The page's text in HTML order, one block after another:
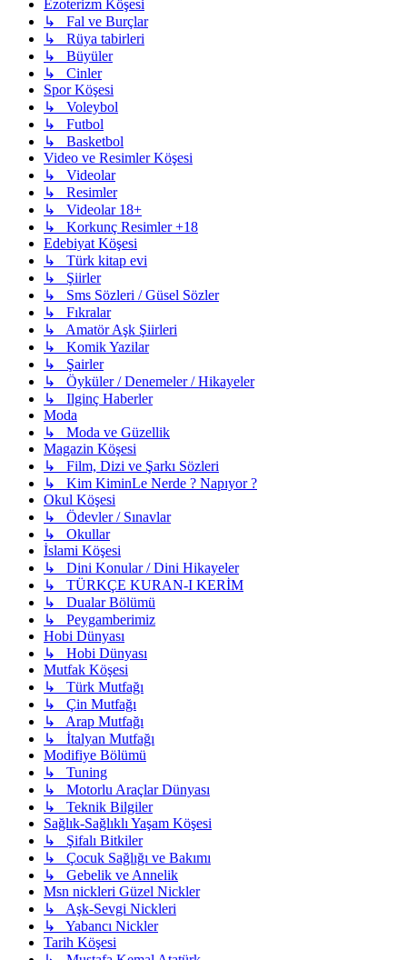
Ezoterizm Köşesi
↳ Fal ve Burçlar
↳ Rüya tabirleri
↳ Büyüler
↳ Cinler
Spor Köşesi
↳ Voleybol
↳ Futbol
↳ Basketbol
Video ve Resimler Köşesi
↳ Videolar
↳ Resimler
↳ Videolar 18+
↳ Korkunç Resimler +18
Edebiyat Köşesi
↳ Türk kitap evi
↳ Şiirler
↳ Sms Sözleri / Güsel Sözler
↳ Fıkralar
↳ Amatör Aşk Şiirleri
↳ Komik Yazilar
↳ Şairler
↳ Öyküler / Denemeler / Hikayeler
↳ Ilginç Haberler
Moda
↳ Moda ve Güzellik
Magazin Köşesi
↳ Film, Dizi ve Şarkı Sözleri
↳ Kim KiminLe Nerde ? Napıyor ?
Okul Köşesi
↳ Ödevler / Sınavlar
↳ Okullar
İslami Köşesi
↳ Dini Konular / Dini Hikayeler
↳ TÜRKÇE KURAN-I KERİM
↳ Dualar Bölümü
↳ Peygamberimiz
Hobi Dünyası
↳ Hobi Dünyası
Mutfak Köşesi
↳ Türk Mutfağı
↳ Çin Mutfağı
↳ Arap Mutfağı
↳ İtalyan Mutfağı
Modifiye Bölümü
↳ Tuning
↳ Motorlu Araçlar Dünyası
↳ Teknik Bilgiler
Sağlık-Sağlıklı Yaşam Köşesi
↳ Şifalı Bitkiler
↳ Çocuk Sağlığı ve Bakımı
↳ Gebelik ve Annelik
Msn nickleri Güzel Nickler
↳ Aşk-Sevgi Nickleri
↳ Yabancı Nickler
Tarih Köşesi